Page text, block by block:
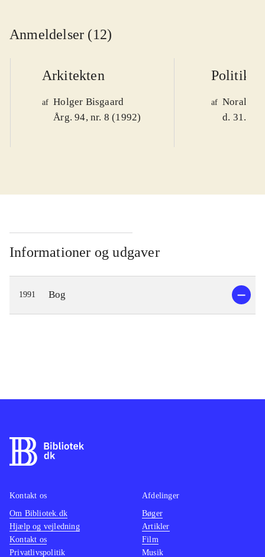
Anmeldelser (12)
Arkitekten
af Holger Bisgaard
Årg. 94, nr. 8 (1992)
Politiken
af Noralv
d. 31.
Informationer og udgaver
1991 Bog
Kontakt os
Om Bibliotek.dk
Hjælp og vejledning
Kontakt os
Privatlivspolitik
Afdelinger
Bøger
Artikler
Film
Musik